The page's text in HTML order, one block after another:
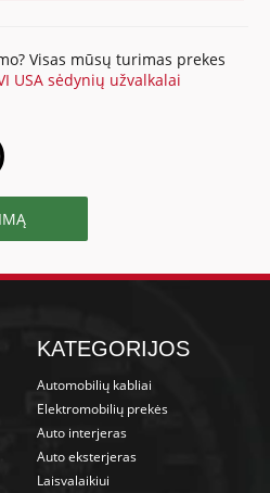
Visas mūsų turimas prekes
USA sėdynių užvalkalai
KATEGORIJOS
Automobilių kabliai
Elektromobilių prekės
Auto interjeras
Auto eksterjeras
Laisvalaikiui